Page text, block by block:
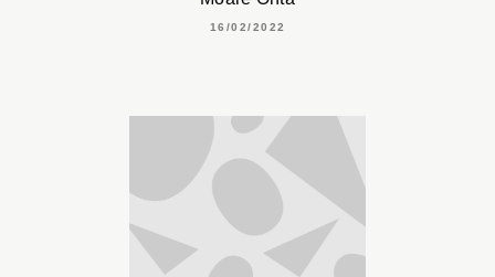
16/02/2022